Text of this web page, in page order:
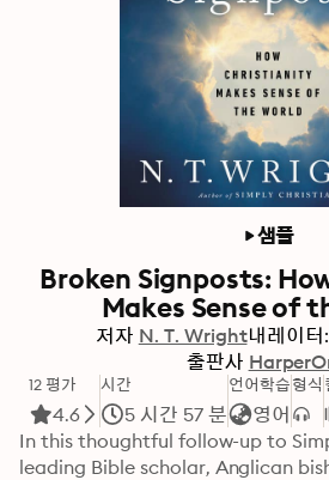
샘플
Broken Signposts:
Makes Sense of
저자 N. T. Wright내레이터:
출판사
12 평가
4.6
시간
5 시간 57 분
언어학습
영어
형식
In this thoughtful follow-up to
leading Bible scholar, Anglican